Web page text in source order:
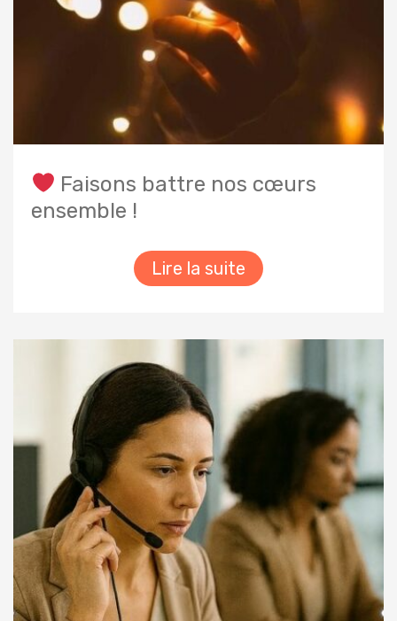
Faisons battre nos cœurs
ensemble !
Lire la suite